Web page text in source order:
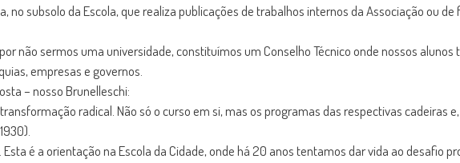
no subsolo da Escola, que realiza publicações de trabalhos internos da Associação ou de
não sermos uma universidade, constituímos um Conselho Técnico onde nossos
empresas e governos.
– nosso Brunelleschi:
radical. Não só o curso em si, mas os programas das respectivas cadeiras
é a orientação na Escola da Cidade, onde há 20 anos tentamos dar vida ao desafio